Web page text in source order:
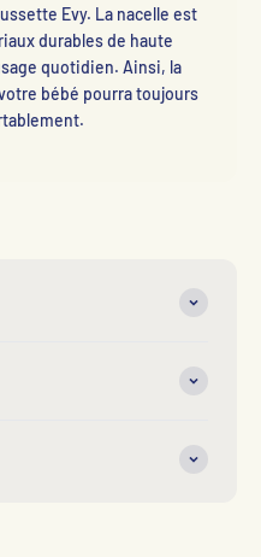
Evy. La nacelle est
durables de haute
quotidien. Ainsi, la
bébé pourra toujours